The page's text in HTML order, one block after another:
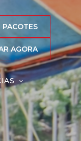
PACOTES
AGORA